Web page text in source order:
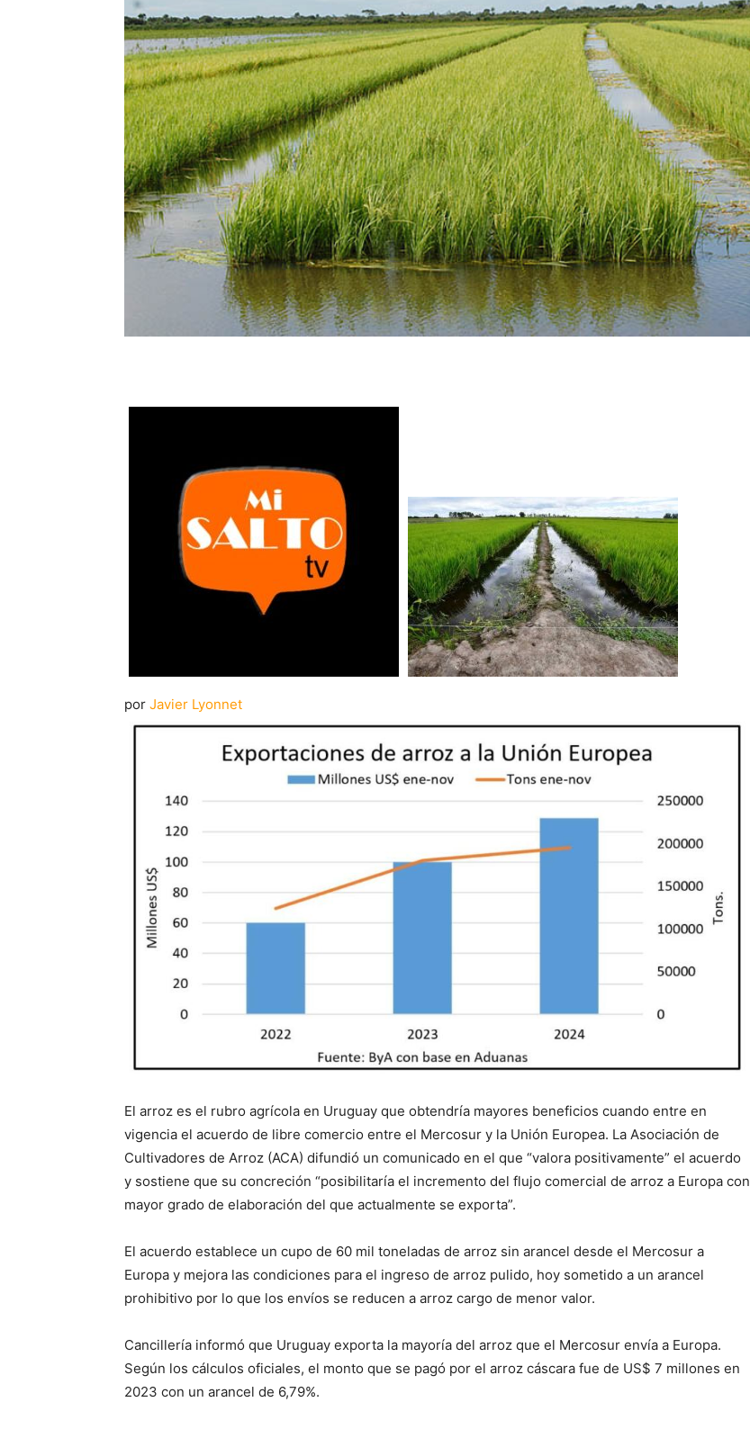
por Javier Lyonnet
El arroz es el rubro agrícola en Uruguay que obtendría mayores beneficios cuando entre en
vigencia el acuerdo de libre comercio entre el Mercosur y la Unión Europea. La Asociación de
Cultivadores de Arroz (ACA) difundió un comunicado en el que “valora positivamente” el acuerdo
y sostiene que su concreción “posibilitaría el incremento del flujo comercial de arroz a Europa con
mayor grado de elaboración del que actualmente se exporta”.
El acuerdo establece un cupo de 60 mil toneladas de arroz sin arancel desde el Mercosur a
Europa y mejora las condiciones para el ingreso de arroz pulido, hoy sometido a un arancel
prohibitivo por lo que los envíos se reducen a arroz cargo de menor valor.
Cancillería informó que Uruguay exporta la mayoría del arroz que el Mercosur envía a Europa.
Según los cálculos oficiales, el monto que se pagó por el arroz cáscara fue de US$ 7 millones en
2023 con un arancel de 6,79%.